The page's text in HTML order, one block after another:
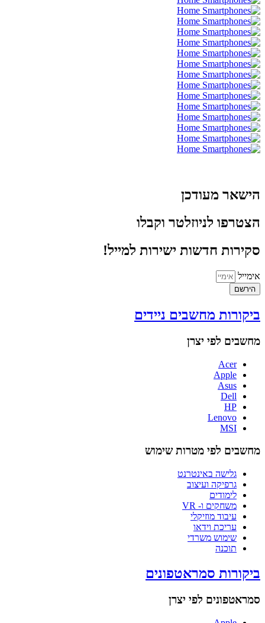
הישאר מעודכן
הצטרפו לניוזלטר וקבלו
סקירות חדשות ישירות למייל!
אימייל
הירשם
ביקורות מחשבים ניידים
מחשבים לפי יצרן
Acer
Apple
Asus
Dell
HP
Lenovo
MSI
מחשבים לפי מטרות שימוש
גלישה באינטרנט
גרפיקה ועיצוב
לימודים
משחקים ו- VR
עיבוד מוזיקלי
עריכת וידאו
שימוש משרדי
תוכנה
ביקורות סמראטפונים
סמראטפונים לפי יצרן